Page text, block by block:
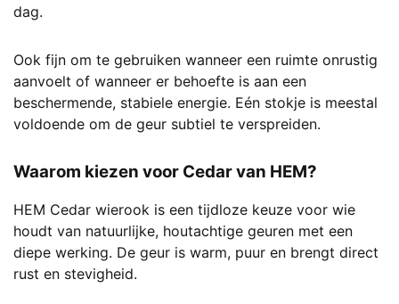
dag.
Ook fijn om te gebruiken wanneer een ruimte onrustig
aanvoelt of wanneer er behoefte is aan een
beschermende, stabiele energie. Eén stokje is meestal
voldoende om de geur subtiel te verspreiden.
Waarom kiezen voor Cedar van HEM?
HEM Cedar wierook is een tijdloze keuze voor wie
houdt van natuurlijke, houtachtige geuren met een
diepe werking. De geur is warm, puur en brengt direct
rust en stevigheid.